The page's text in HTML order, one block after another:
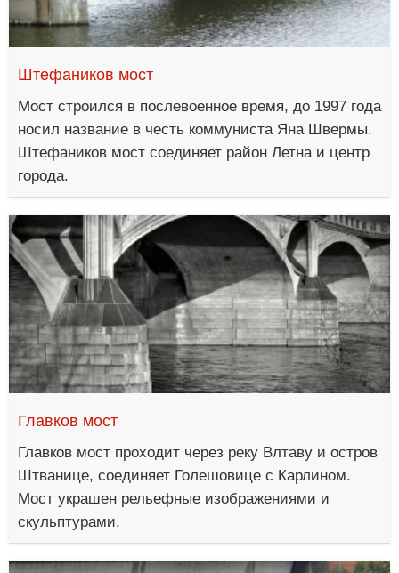
Штефаников мост
Мост строился в послевоенное время, до 1997 года
носил название в честь коммуниста Яна Швермы.
Штефаников мост соединяет район Летна и центр
города.
Главков мост
Главков мост проходит через реку Влтаву и остров
Штванице, соединяет Голешовице с Карлином.
Мост украшен рельефные изображениями и
скульптурами.